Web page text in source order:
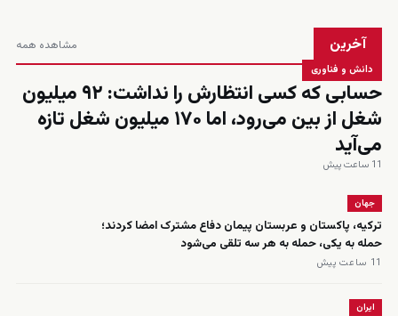
آخرین مشاهده همه
دانش و فناوری
حسابی که کسی انتظارش را نداشت: ۹۲ میلیون
شغل از بین می‌رود، اما ۱۷۰ میلیون شغل تازه
می‌آید
11 ساعت پیش
جهان
ترکیه، پاکستان و عربستان پیمان دفاع مشترک امضا کردند؛
حمله به یکی، حمله به هر سه تلقی می‌شود
11 ساعت پیش
ایران